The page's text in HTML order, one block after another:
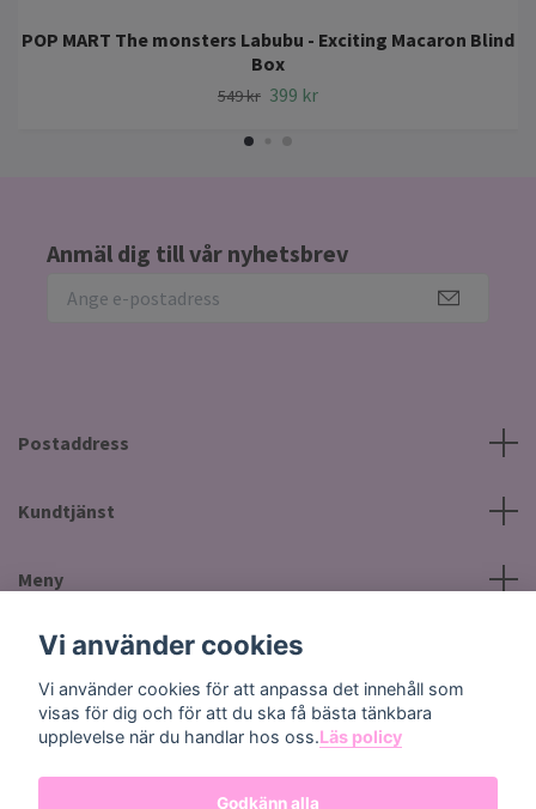
POP MART The monsters Labubu - Exciting Macaron Blind
Box
549 kr 399 kr
Anmäl dig till vår nyhetsbrev
Postaddress
Kundtjänst
Meny
Sociala medier
Vi använder cookies
Vi använder cookies för att anpassa det innehåll som
visas för dig och för att du ska få bästa tänkbara
upplevelse när du handlar hos oss.Läs policy
Godkänn alla